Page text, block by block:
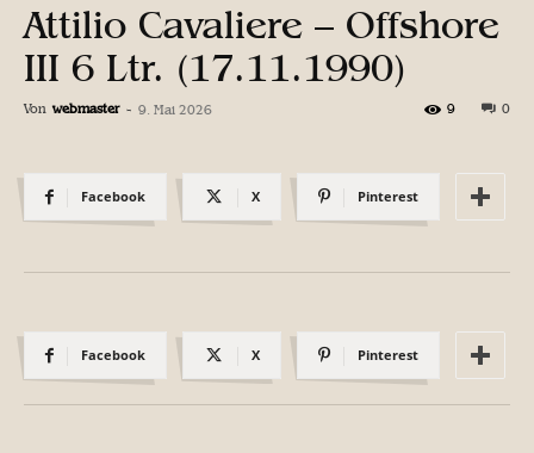
Attilio Cavaliere – Offshore
III 6 Ltr. (17.11.1990)
Von webmaster - 9. Mai 2026 0
9
Facebook X Pinterest
Facebook X Pinterest